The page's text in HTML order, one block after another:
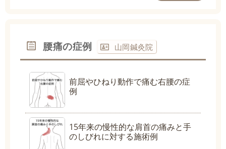
腰痛の症例 山岡鍼灸院
前屈やひねり動作で痛む右腰の症
例
15年来の慢性的な肩首の痛みと手
のしびれに対する施術例